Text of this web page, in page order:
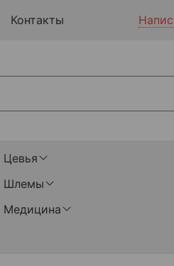
Контакты
Цевья
Шлемы
Медицина